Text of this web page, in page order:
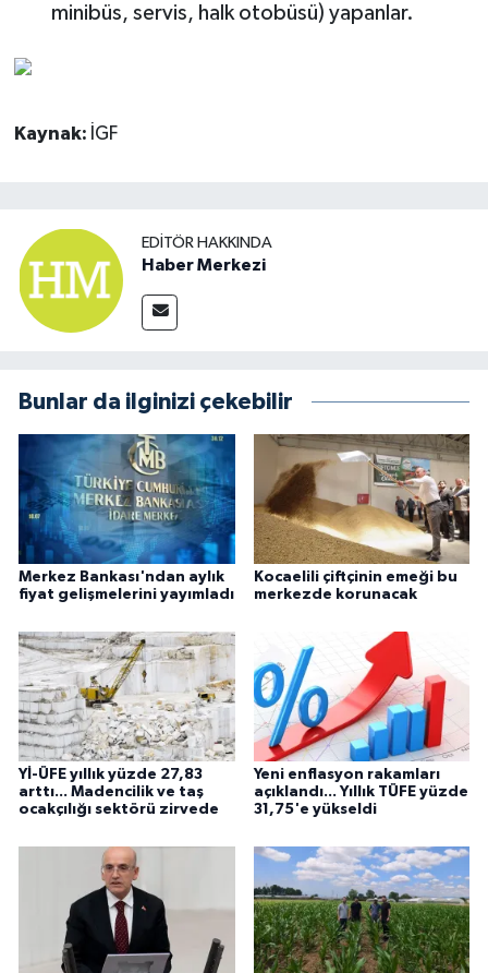
minibüs, servis, halk otobüsü) yapanlar.
Kaynak: İGF
EDITÖR HAKKINDA
Haber Merkezi
Bunlar da ilginizi çekebilir
Merkez Bankası'ndan aylık
fiyat gelişmelerini yayımladı
Kocaelili çiftçinin emeği bu
merkezde korunacak
Yİ-ÜFE yıllık yüzde 27,83
arttı... Madencilik ve taş
ocakçılığı sektörü zirvede
Yeni enflasyon rakamları
açıklandı... Yıllık TÜFE yüzde
31,75'e yükseldi